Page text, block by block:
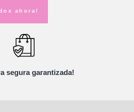
ahora!
segura garantizada!